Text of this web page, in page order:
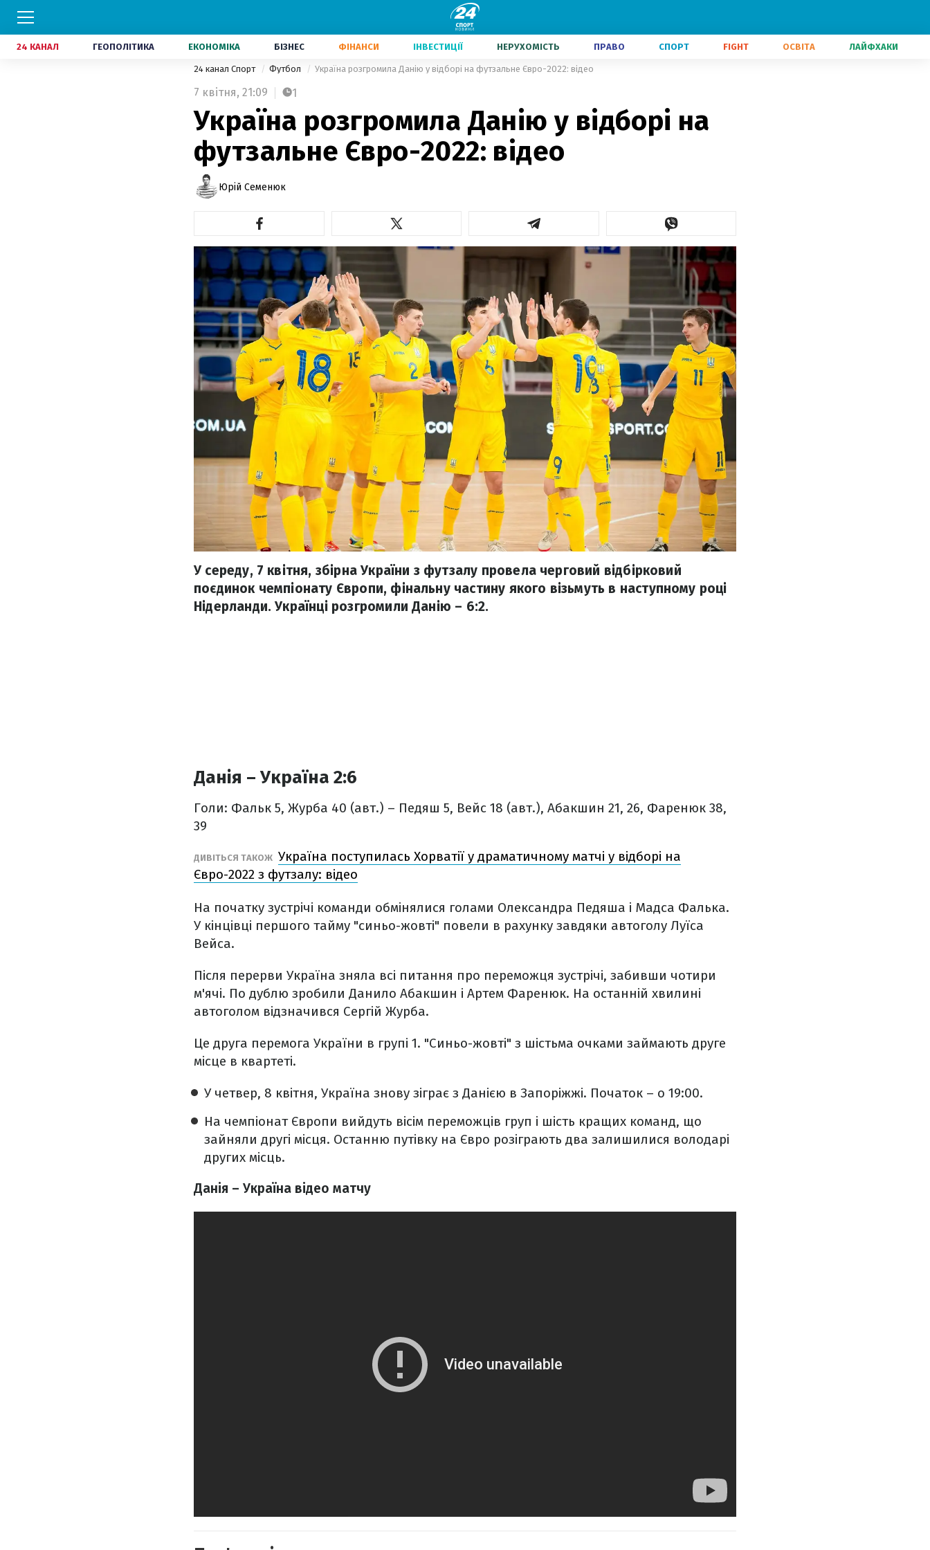
24 КАНАЛ ГЕОПОЛІТИКА ЕКОНОМІКА БІЗНЕС ФІНАНСИ ІНВЕСТИЦІЇ НЕРУХОМІСТЬ ПРАВО СПОРТ FIGHT ОСВІТА ЛАЙФХАКИ
24 канал Спорт Футбол Україна розгромила Данію у відборі на футзальне Євро-2022: відео
7 квітня, 21:09 1
Україна розгромила Данію у відборі на
футзальне Євро-2022: відео
Юрій Семенюк
У середу, 7 квітня, збірна України з футзалу провела черговий відбірковий
поєдинок чемпіонату Європи, фінальну частину якого візьмуть в наступному році
Нідерланди. Українці розгромили Данію – 6:2.
Данія – Україна 2:6
Голи: Фальк 5, Журба 40 (авт.) – Педяш 5, Вейс 18 (авт.), Абакшин 21, 26, Фаренюк 38,
39
ДИВІТЬСЯ ТАКОЖ Україна поступилась Хорватії у драматичному матчі у відборі на
Євро-2022 з футзалу: відео
На початку зустрічі команди обмінялися голами Олександра Педяша і Мадса Фалька.
У кінцівці першого тайму "синьо-жовті" повели в рахунку завдяки автоголу Луїса
Вейса.
Після перерви Україна зняла всі питання про переможця зустрічі, забивши чотири
м'ячі. По дублю зробили Данило Абакшин і Артем Фаренюк. На останній хвилині
автоголом відзначився Сергій Журба.
Це друга перемога України в групі 1. "Синьо-жовті" з шістьма очками займають друге
місце в квартеті.
У четвер, 8 квітня, Україна знову зіграє з Данією в Запоріжжі. Початок – о 19:00.
На чемпіонат Європи вийдуть вісім переможців груп і шість кращих команд, що
зайняли другі місця. Останню путівку на Євро розіграють два залишилися володарі
других місць.
Данія – Україна відео матчу